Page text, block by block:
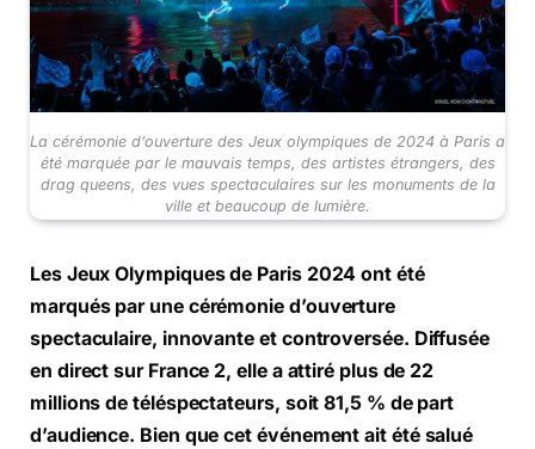
La cérémonie d’ouverture des Jeux olympiques de 2024 à Paris a
été marquée par le mauvais temps, des artistes étrangers, des
drag queens, des vues spectaculaires sur les monuments de la
ville et beaucoup de lumière.
Les Jeux Olympiques de Paris 2024 ont été
marqués par une cérémonie d’ouverture
spectaculaire, innovante et controversée. Diffusée
en direct sur France 2, elle a attiré plus de 22
millions de téléspectateurs, soit 81,5 % de part
d’audience. Bien que cet événement ait été salué